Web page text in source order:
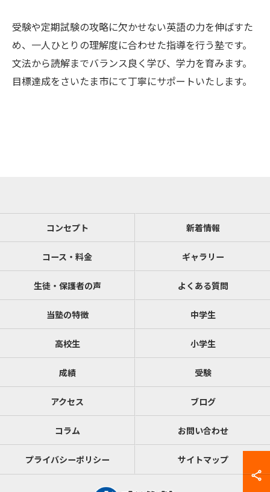
受験や定期試験の攻略に欠かせない英語の力を伸ばすた
め、一人ひとりの理解度に合わせた指導を行う塾です。
文法から読解までバランス良く学び、学力を育みます。
目標達成をさいたま市にて丁寧にサポートいたします。
コンセプト 新着情報
コース・料金 ギャラリー
生徒・保護者の声 よくある質問
当塾の特徴 中学生
高校生 小学生
成績 受験
アクセス ブログ
コラム お問い合わせ
プライバシーポリシー サイトマップ